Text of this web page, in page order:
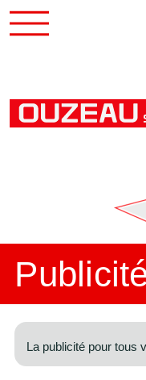
La publicité pour tous